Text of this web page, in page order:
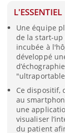
L'ESSENTIEL
Une équipe
de la start-up
incubée à
développé
Ce dispositif,
au
une
visualiser
du patient